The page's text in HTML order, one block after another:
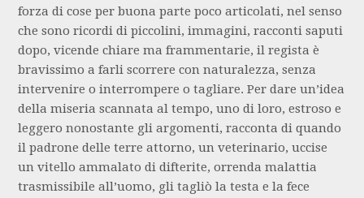
forza di cose per buona parte poco articolati, nel senso
che sono ricordi di piccolini, immagini, racconti saputi
dopo, vicende chiare ma frammentarie, il regista è
bravissimo a farli scorrere con naturalezza, senza
intervenire o interrompere o tagliare. Per dare un’idea
della miseria scannata al tempo, uno di loro, estroso e
leggero nonostante gli argomenti, racconta di quando
il padrone delle terre attorno, un veterinario, uccise
un vitello ammalato di difterite, orrenda malattia
trasmissibile all’uomo, gli tagliò la testa e la fece